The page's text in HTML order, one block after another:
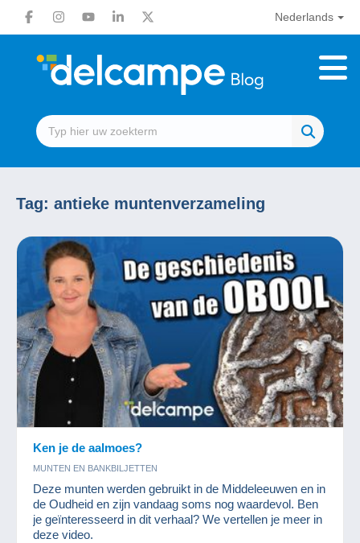
Nederlands
Tag: antieke muntenverzameling
Ken je de aalmoes?
MUNTEN EN BANKBILJETTEN
Deze munten werden gebruikt in de Middeleeuwen en in
de Oudheid en zijn vandaag soms nog waardevol. Ben
je geïnteresseerd in dit verhaal? We vertellen je meer in
deze video.